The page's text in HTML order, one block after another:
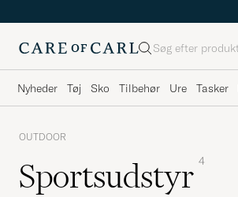
Søg
Nyheder Tøj Sko Tilbehør Ure Tasker
OUTDOOR
Sportsudstyr 4